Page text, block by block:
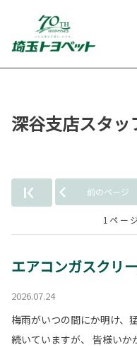
深谷支店スタッ
前のページ
1ペー
エアコンガスクリ
2026.07.24
梅雨がいつの間にか明け、
続いていますが、 皆様いか